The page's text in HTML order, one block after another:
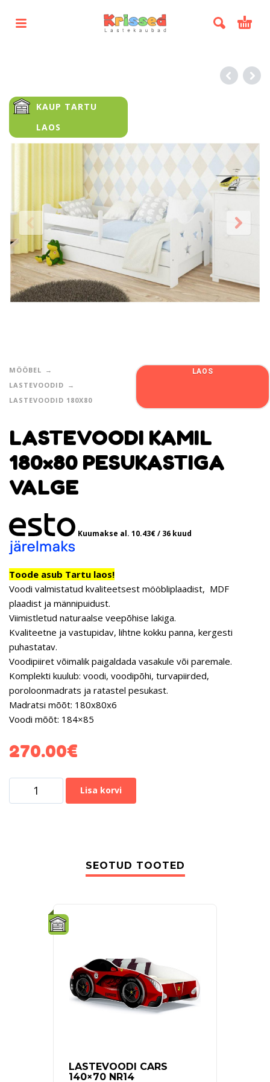
KAUP TARTU
LAOS
MÖÖBEL
LASTEVOODID
LASTEVOODID 180X80
LAOS
LASTEVOODI KAMIL
180×80 PESUKASTIGA
VALGE
Kuumakse al. 10.43€/ 36 kuud
Toode asub Tartu laos!
Voodi valmistatud kvaliteetsest mööbliplaadist, MDF
plaadist ja männipuidust.
Viimistletud naturaalse veepõhise lakiga.
Kvaliteetne ja vastupidav, lihtne kokku panna, kergesti
puhastatav.
Voodipiiret võimalik paigaldada vasakule või paremale.
Komplekti kuulub: voodi, voodipõhi, turvapiirded,
poroloonmadrats ja ratastel pesukast.
Madratsi mõõt: 180x80x6
Voodi mõõt: 184×85
270.00€
Lisa korvi
SEOTUD TOOTED
LASTEVOODI CARS
140×70 NR14